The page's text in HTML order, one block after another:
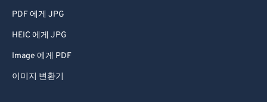
PDF 에게 JPG
HEIC 에게 JPG
Image 에게 PDF
이미지 변환기